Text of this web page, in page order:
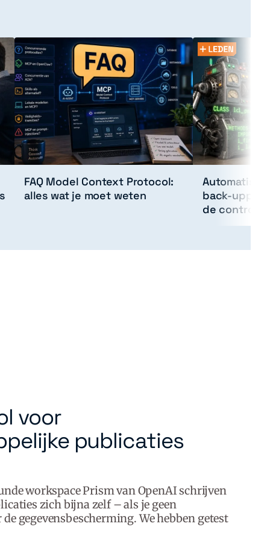
FAQ Model Context Protocol:
alles wat je moet weten
back-
de controle
voor
publicaties
workspace Prism van OpenAI schrijven
zich bijna zelf – als je geen
gegevensbescherming. We hebben getest